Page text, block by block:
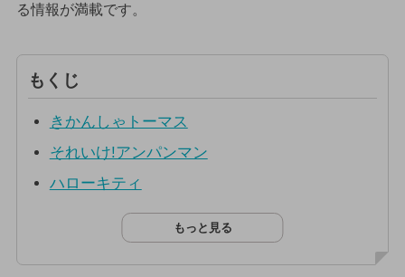
る情報が満載です。
もくじ
きかんしゃトーマス
それいけ!アンパンマン
ハローキティ
もっと見る